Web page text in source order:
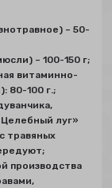
– 50-
– 100-150 г;
витаминно-
80-100 г.;
луг»
травяных
производства